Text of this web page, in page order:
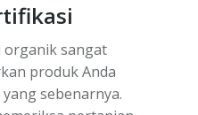
organik sangat
produk Anda
sebenarnya.